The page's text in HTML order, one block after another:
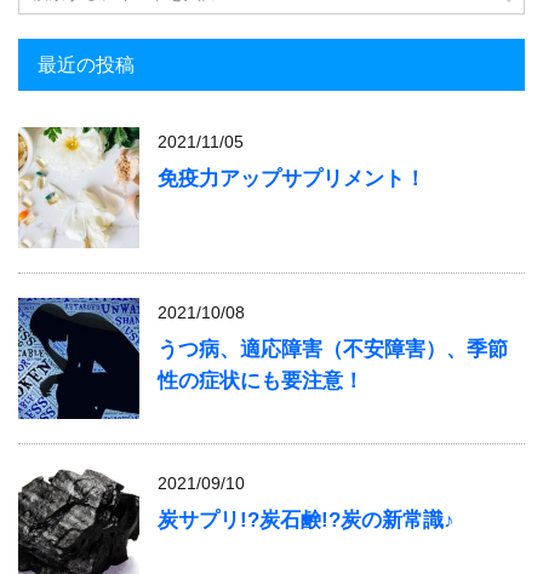
最近の投稿
2021/11/05
免疫力アップサプリメント！
2021/10/08
うつ病、適応障害（不安障害）、季節
性の症状にも要注意！
2021/09/10
炭サプリ!?炭石鹸!?炭の新常識♪